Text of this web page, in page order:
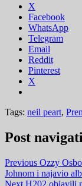
X
Facebook
WhatsApp
Telegram
Email
Reddit
Pinterest
X
Tags: neil peart,
Post
Previous Ozzy
Johnom i najavio
Next H202 objavili